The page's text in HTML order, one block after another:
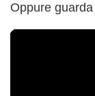
Oppure